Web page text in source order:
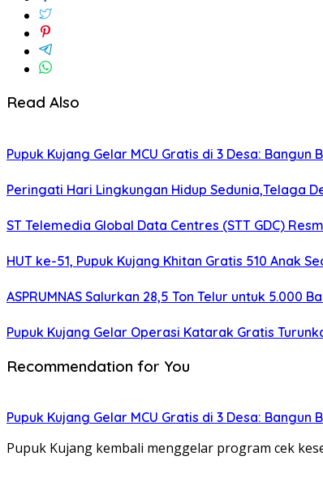
Read Also
Pupuk Kujang Gelar MCU Gratis di 3 Desa:
Peringati Hari Lingkungan Hidup Sedunia,Telaga
ST Telemedia Global Data Centres (STT GDC)
HUT ke-51, Pupuk Kujang Khitan Gratis 510 Anak
ASPRUMNAS Salurkan 28,5 Ton Telur untuk 5.000
Pupuk Kujang Gelar Operasi Katarak Gratis
Recommendation for You
Pupuk Kujang Gelar MCU Gratis di 3 Desa:
Pupuk Kujang kembali menggelar program cek